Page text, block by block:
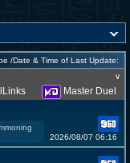
/Date & Time of Last Update:
∨
Master Duel
2026/08/07 06:16